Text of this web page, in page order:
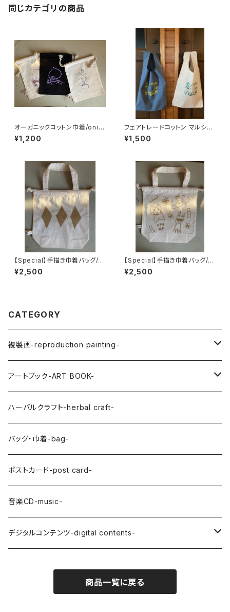
同じカテゴリの商品
オーガニックコットン巾着/onio
nboys,UFO-AP
¥1,200
フェアトレードコットン マルシェ
バッグ/onionboys
¥1,500
【Special】手描き巾着バッグ/S
HINICHIRO ISHIOKA
¥2,500
【Special】手描き巾着バッグ/S
HINICHIRO ISHIOKA
¥2,500
CATEGORY
複製画-reproduction painting-
SHINICHIRO ISHIOKA
SAYASONG
アートブック-ART BOOK-
SHINICHIRO ISHIOKA
ハーバルクラフト-herbal craft-
バッグ・巾着-bag-
ポストカード-post card-
音楽CD-music-
デジタルコンテンツ-digital contents-
オリジナルA-Z
商品一覧に戻る